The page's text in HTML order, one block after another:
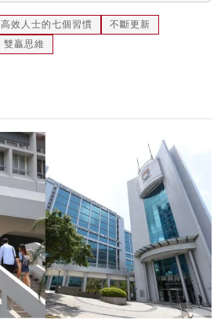
高效人士的七個習慣
不斷更新
雙贏思維